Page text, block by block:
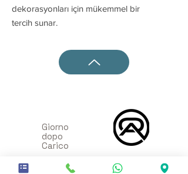
dekorasyonları için mükemmel bir
tercih sunar.
Giorno
dopo
Carico